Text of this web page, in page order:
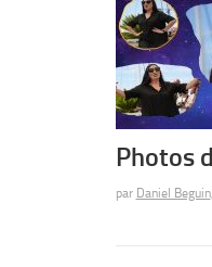
Photos
par Daniel Beguin,